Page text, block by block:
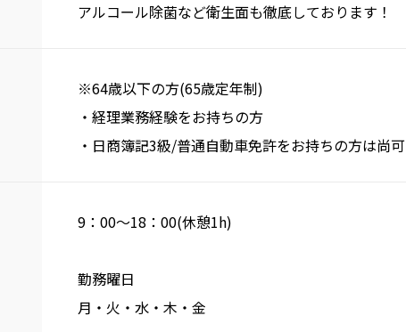
アルコール除菌など衛生面も徹底しております！
※64歳以下の方(65歳定年制)
・経理業務経験をお持ちの方
・日商簿記3級/普通自動車免許をお持ちの方は尚可
9：00～18：00(休憩1h)
勤務曜日
月・火・水・木・金